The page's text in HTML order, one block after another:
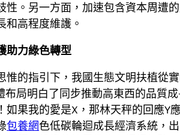
性。另一方面，加速包含資本周遭
和高程度維護。
助力綠色轉型
惟的指引下，我國生態文明扶植從
布局明白了同步推動高東西的品質
如果我的愛是X，那林天秤的回應Y
包養網色低碳輪迴成長經濟系統，